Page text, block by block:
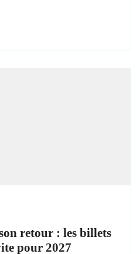
retour : les billets
pour 2027